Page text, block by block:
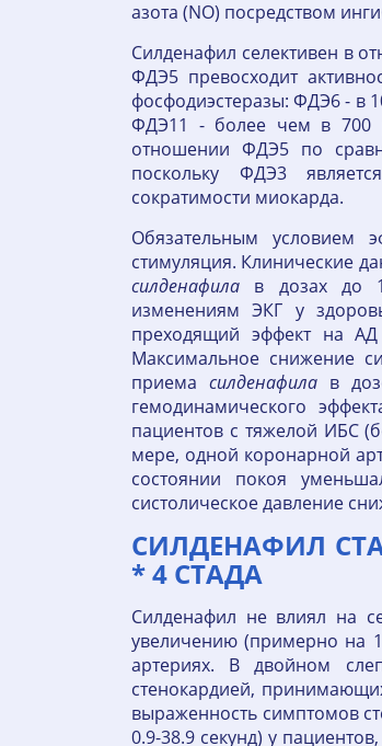
азота (NO) посредством
Силденафил селективен в
ФДЭ5 превосходит
фосфодиэстеразы: ФДЭ6 - в
ФДЭ11 - более чем в 700
отношении ФДЭ5 по
поскольку ФДЭ3
сократимости миокарда.
Обязательным условием
стимуляция. Клинические
силденафила в дозах до
изменениям ЭКГ у
преходящий эффект на
Максимальное снижение
приема силденафила в
гемодинамического
пациентов с тяжелой ИБС
мере, одной коронарной
состоянии покоя
систолическое давление
СИЛДЕНАФИЛ
* 4 СТАДА
Силденафил не влиял на
увеличению (примерно на
артериях. В двойном
стенокардией,
выраженность симптомов
0.9-38.9 секунд) у